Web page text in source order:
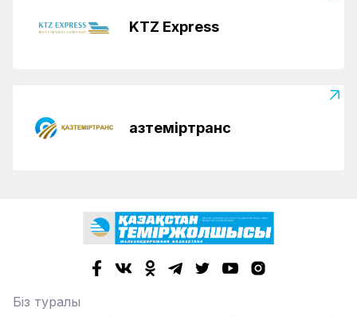
KTZ Express
Қазтеміртранс
Біз туралы